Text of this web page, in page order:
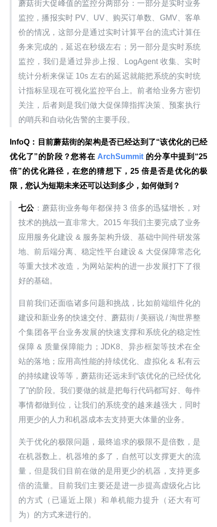
蘑菇街大促峰值的监控分两部分：一部分是实时业务
监控，播报实时 PV、UV、购买订单数、GMV、客单
价的情况，这部分是通过实时计算平台的流式计算任
务来完成的，延迟在秒级左右；另一部分是实时系统
监控，我们是通过异步上报、LogAgent 收集、实时
统计分析来保证 10s 左右的延迟就能把系统的实时统
计指标呈现在可视化监控平台上。前者给业务方密切
关注，后者则是我们做大促保障指挥决策、预案执行
的哨兵和自动化告警的主要手段。
InfoQ：目前蘑菇街的架构是否已经达到了“该优化的已经
优化了”的阶段？您将在 ArchSummit 的分享中提到“25
倍”的优化路径，在您的猜想下，25 倍是否是优化的极
限，您认为短期未来还可以达到多少，如何做到？
七公：蘑菇街业务每年都保持 3 倍多的迅猛增长，对
技术的挑战一直非常大。2015 年我们主要完成了业务
应用服务化建设 & 服务架构升级、基础中间件研发落
地、前后端分离、稳定性平台建设 & 大促保障常态化
等重大技术改造，为网站架构的进一步发展打下了很
好的基础。
目前我们还面临诸多问题和挑战，比如前端组件化的
建设和新业务的快速交付、蘑菇街 / 美丽说 / 淘世界整
个集团各平台业务发展的快速支撑和系统化的稳定性
保障 & 质量保障能力；JDK8、异步框架等技术在全
站的落地；应用高性能的持续优化、虚拟化 & 私有云
的持续建设等等，蘑菇街还远未到“该优化的已经优化
了”的阶段。我们要做的就是把每行代码都写好、每件
事情都做到位，让我们的系统变的越来越强大，同时
用更少的人力和机器成本去支持更大体量的业务。
关于优化的极限问题，最终追求的极限不是倍数，是
在机器数上。机器堆的多了，自然可以支撑更大的流
量，但是我们目前在做的是用更少的机器，支持更多
倍的流量。目前我们主要还是进一步提高虚级化占比
的方式（已逼近上限）和单机能力提升（还大有可
为）的方式来进行的。